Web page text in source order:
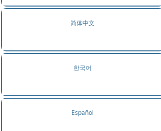
简体中文
한국어
Español